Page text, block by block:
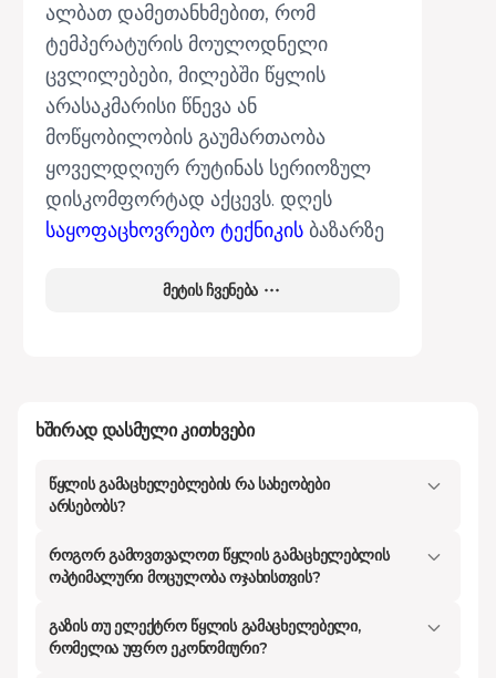
ალბათ დამეთანხმებით, რომ
ტემპერატურის მოულოდნელი
ცვლილებები, მილებში წყლის
არასაკმარისი წნევა ან
მოწყობილობის გაუმართაობა
ყოველდღიურ რუტინას სერიოზულ
დისკომფორტად აქცევს. დღეს
საყოფაცხოვრებო ტექნიკის ბაზარზე
განსხვავებული მოდელი, დაწყებული
სწორად შერჩეული მოწყობილობა
ნიშნავს არა მხოლოდ კომფორტულ
შხაპს, არამედ კომუნალური ხარჯების
მნიშვნელოვან შემცირებას და, რაც
ყველაზე მთავარია, თქვენი ოჯახის
წყლის გამაცხელებელი
გრძელვადიანი ინვესტიციაა და ის
მეტის ჩვენება
ხშირად დასმული კითხვები
წყლის გამაცხელებლების რა სახეობები
არსებობს?
როგორ გამოვთვალოთ წყლის გამაცხელებლის
ოპტიმალური მოცულობა ოჯახისთვის?
გაზის თუ ელექტრო წყლის გამაცხელებელი,
რომელია უფრო ეკონომიური?